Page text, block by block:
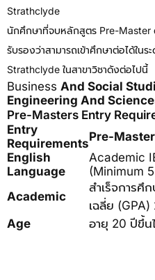
Strathclyde
นักศึกษาที่จบหลักสูตร Pre-Master
รับรองว่าสามารถเข้าศึกษาต่อได้ใ
Strathclyde ในสาขาวิชาดังต่อไปนี้
Business And Social
Engineering And
Pre-Masters Entry
Entry
RequirementsPre-
English
Language
Academic
(minimum
Academic
สำเร็จการศึ
เฉลี่ย
Age
อายุ 20 ปีขึ้น